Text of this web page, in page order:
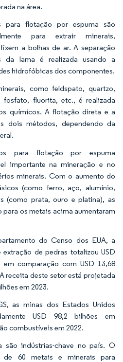
na área.
para flotação por espuma são
para extrair minerais,
a bolhas de ar. A separação
da lama é realizada usando a
hidrofóbicas dos componentes.
como feldspato, quartzo,
fosfato, fluorita, etc., é realizada
químicos. A flotação direta e a
dois métodos, dependendo da
para flotação por espuma
importante na mineração e no
minerais. Com o aumento do
(como ferro, aço, alumínio,
(como prata, ouro e platina), as
os metais acima aumentaram
do Censo dos EUA, a
de pedras totalizou USD
em comparação com USD 13,68
receita deste setor está projetada
em 2023.
as minas dos Estados Unidos
USD 98,2 bilhões em
combustíveis em 2022.
são indústrias-chave no país. O
de 60 metais e minerais para